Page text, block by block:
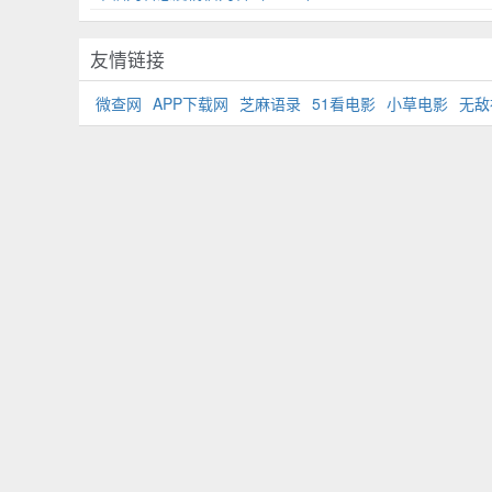
友情链接
微查网 APP下载网 芝麻语录 51看电影 小草电影 无